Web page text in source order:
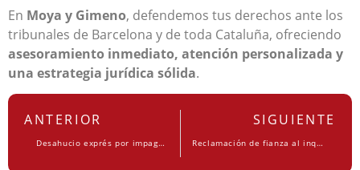
En Moya y Gimeno, defendemos tus derechos ante los
tribunales de Barcelona y de toda Cataluña, ofreciendo
asesoramiento inmediato, atención personalizada y
una estrategia jurídica sólida.
ANTERIOR
Desahucio exprés por impago en 2025: plazos y proceso en Cataluña
SIGUIENTE
Reclamación de fianza al inquilino: pasos legales si no hay acuerdo